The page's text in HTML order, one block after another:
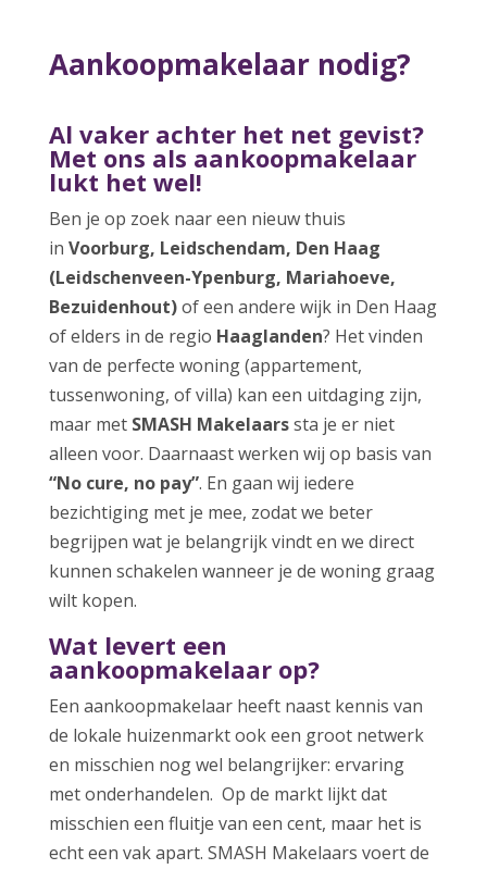
Aankoopmakelaar nodig?
Al vaker achter het net gevist?
Met ons als aankoopmakelaar
lukt het wel!
Ben je op zoek naar een nieuw thuis
in Voorburg, Leidschendam, Den Haag
(Leidschenveen-Ypenburg, Mariahoeve,
Bezuidenhout)of een andere wijk in Den Haag
of elders in de regio Haaglanden? Het vinden
van de perfecte woning (appartement,
tussenwoning, of villa) kan een uitdaging zijn,
maar met SMASH Makelaarssta je er niet
alleen voor. Daarnaast werken wij op basis van
“No cure, no pay”. En gaan wij iedere
bezichtiging met je mee, zodat we beter
begrijpen wat je belangrijk vindt en we direct
kunnen schakelen wanneer je de woning graag
wilt kopen.
Wat levert een
aankoopmakelaar op?
Een aankoopmakelaar heeft naast kennis van
de lokale huizenmarkt ook een groot netwerk
en misschien nog wel belangrijker: ervaring
met onderhandelen. Op de markt lijkt dat
misschien een fluitje van een cent, maar het is
echt een vak apart. SMASH Makelaars voert de